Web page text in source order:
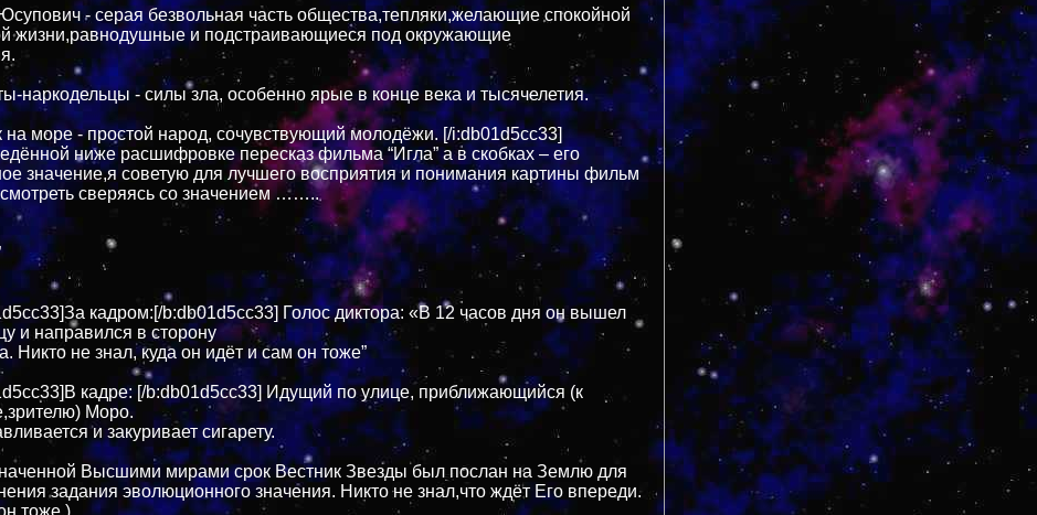
- серая безвольная часть общества,тепляки,желающие спокойной
жизни,равнодушные и подстраивающиеся под окружающие
наркодельцы - силы зла, особенно ярые в конце века и тысячелетия.
на море - простой народ, сочувствующий молодёжи. [/i:db01d5cc33]
ниже расшифровке пересказ фильма “Игла” а в скобках – его
значение,я советую для лучшего восприятия и понимания картины фильм
сверяясь со значением ……..
кадром:[/b:db01d5cc33] Голос диктора: «В 12 часов дня он вышел
и направился в сторону
Никто не знал, куда он идёт и сам он тоже”
кадре: [/b:db01d5cc33] Идущий по улице, приближающийся (к
Моро.
и закуривает сигарету.
Высшими мирами срок Вестник Звезды был послан на Землю для
задания эволюционного значения. Никто не знал,что ждёт Его впереди.
тоже.)